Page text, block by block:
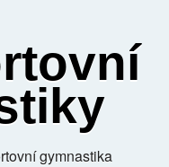
gymnastika